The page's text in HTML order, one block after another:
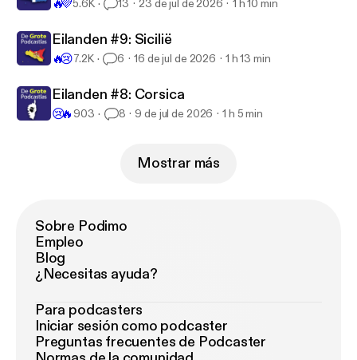
🔥💜5.6K 13 23 de jul de 2026 1 h 10 min
Eilanden #9: Sicilië
🔥😢7.2K 6 16 de jul de 2026 1 h 13 min
Eilanden #8: Corsica
😢🔥 903 8 9 de jul de 2026 1 h 5 min
Mostrar más
Sobre Podimo
Empleo
Blog
¿Necesitas ayuda?
Para podcasters
Iniciar sesión como podcaster
Preguntas frecuentes de Podcaster